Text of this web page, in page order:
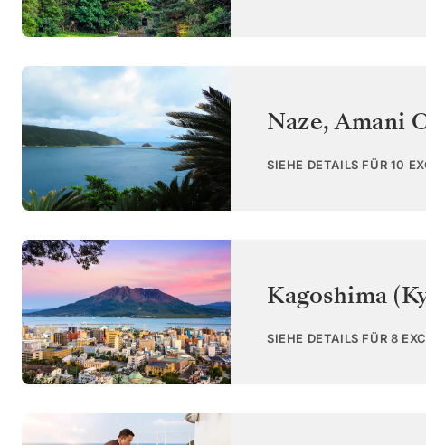
Naze, Amani
SIEHE DETAILS FÜR 10
Kagoshima
SIEHE DETAILS FÜR 8